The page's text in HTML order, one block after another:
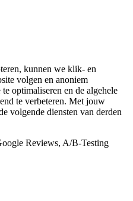
kunnen we klik- en
volgen en anoniem
optimaliseren en de algehele
te verbeteren. Met jouw
volgende diensten van derden
Reviews, A/B-Testing